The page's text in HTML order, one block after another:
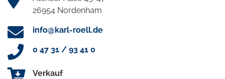
26954 Nordenham
info@karl-roell.de
0 47 31 / 93 41 0
Verkauf